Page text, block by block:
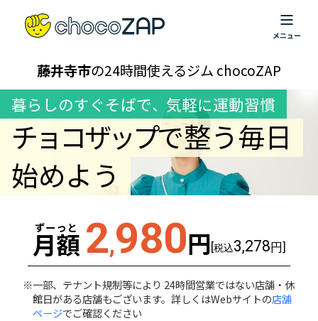
藤井寺市の24時間使えるジム chocoZAP
暮らしのすぐそばで、 気軽に運動習慣
チョコザップで整う毎日
始めよう
ずーっと
月額 2,980円[税込3,278円]
一部、テナント規制等により 24時間営業ではない店舗・休
館日がある店舗もございます。詳しくはWebサイトの店舗
ページでご確認ください